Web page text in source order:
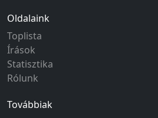
Oldalaink
Toplista
Írások
Statisztika
Rólunk
Továbbiak